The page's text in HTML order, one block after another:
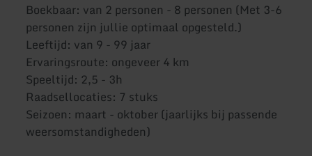
Boekbaar: van 2 personen - 8 personen (Met 3-6
personen zijn jullie optimaal opgesteld.)
Leeftijd: van 9 - 99 jaar
Ervaringsroute: ongeveer 4 km
Speeltijd: 2,5 - 3h
Raadsellocaties: 7 stuks
Seizoen: maart - oktober (jaarlijks bij passende
weersomstandigheden)